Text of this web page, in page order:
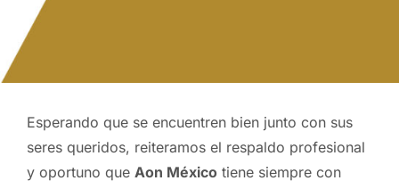
Esperando que se encuentren bien junto con sus
seres queridos, reiteramos el respaldo profesional
y oportuno que Aon México tiene siempre con